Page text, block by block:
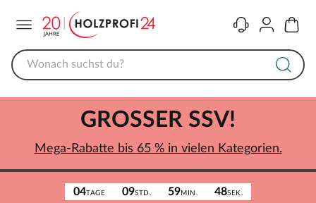
KontaktKonto
04TAGE 09STD. 59MIN. 48SEK.
GROSSER SSV!
Mega-Rabatte bis 65 % in vielen Kategorien.